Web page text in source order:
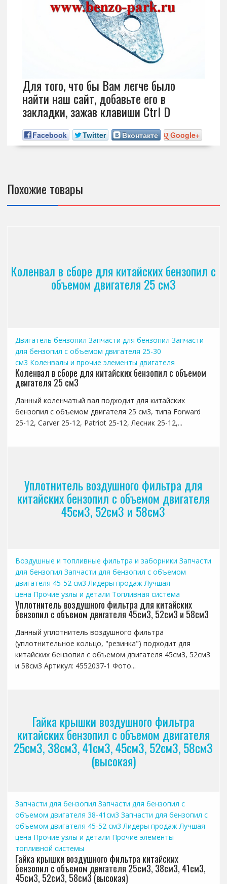
Для того, что бы Вам легче было
найти наш сайт, добавьте его в
закладки, зажав клавиши Ctrl D
Facebook Twitter Вконтакте Google+
Похожие товары
Коленвал в сборе для китайских бензопил с
объемом двигателя 25 см3
Двигатель бензопил Запчасти для бензопил Запчасти
для бензопил с объемом двигателя 25-30
см3 Коленвалы и прочие элементы двигателя
Коленвал в сборе для китайских бензопил с объемом
двигателя 25 см3
Данный коленчатый вал подходит для китайских
бензопил с объемом двигателя 25 см3, типа Forward
25-12, Carver 25-12, Patriot 25-12, Лесник 25-12,...
Уплотнитель воздушного фильтра для
китайских бензопил с объемом двигателя
45см3, 52см3 и 58см3
Воздушные и топливные фильтра и заборники Запчасти
для бензопил Запчасти для бензопил с объемом
двигателя 45-52 см3 Лидеры продаж Лучшая
цена Прочие узлы и детали Топливная система
Уплотнитель воздушного фильтра для китайских
бензопил с объемом двигателя 45см3, 52см3 и 58см3
Данный уплотнитель воздушного фильтра
(уплотнительное кольцо, "резинка") подходит для
китайских бензопил с объемом двигателя 45см3, 52см3
и 58см3 Артикул: 4552037-1 Фото...
Гайка крышки воздушного фильтра
китайских бензопил с объемом двигателя
25см3, 38см3, 41см3, 45см3, 52см3, 58см3
(высокая)
Запчасти для бензопил Запчасти для бензопил с
объемом двигателя 38-41см3 Запчасти для бензопил с
объемом двигателя 45-52 см3 Лидеры продаж Лучшая
цена Прочие узлы и детали Прочие элементы
топливной системы
Гайка крышки воздушного фильтра китайских
бензопил с объемом двигателя 25см3, 38см3, 41см3,
45см3, 52см3, 58см3 (высокая)